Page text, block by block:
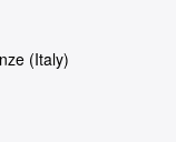
(Italy)